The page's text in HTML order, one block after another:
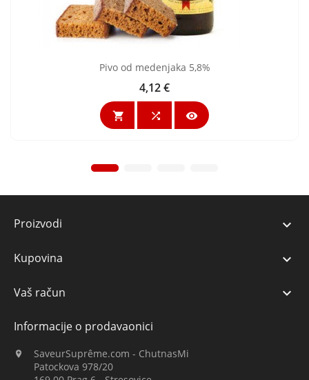
Pivo od medenjaka 5,8%
Cijena
4,12 €
  
Proizvodi 
Kupovina 
Vaš račun 
Informacije o prodavaonici

SaveurSuprême.com - ChutnasMi
Patockova 978/20